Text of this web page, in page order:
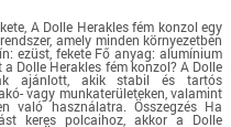
írószer
Fűtés
Autó
Ingatlan
A Dolle Herakles fém konzol egy
amely minden környezetben
ezüst, fekete Fő anyag: alumínium
Dolle Herakles fém konzol? A Dolle
ajánlott, akik stabil és tartós
vagy munkaterületeken, valamint
való használatra. Összegzés Ha
keres polcaihoz, akkor a Dolle